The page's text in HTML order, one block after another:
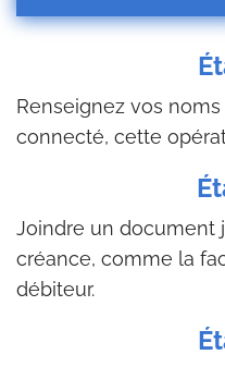
Renseignez vos
connecté, cette
Joindre un document
créance, comme la
débiteur.